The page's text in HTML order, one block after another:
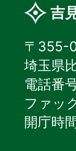
吉
〒355-
埼玉県
電話番
ファッ
開庁時